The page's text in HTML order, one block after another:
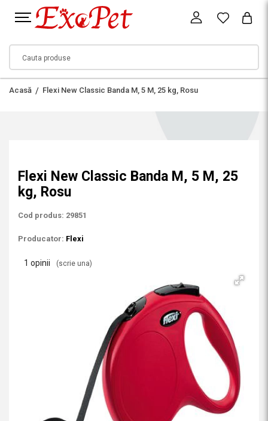
Acasă Flexi New Classic Banda M, 5 M, 25 kg, Rosu
Flexi New Classic Banda M, 5 M, 25
kg, Rosu
Cod produs: 29851
Producator: Flexi
1 opinii (scrie una)